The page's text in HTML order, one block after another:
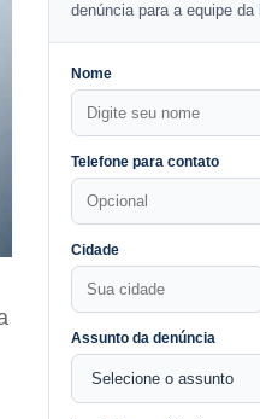
denúncia para a equipe da
Nome
Telefone para contato
Cidade
Assunto da denúncia